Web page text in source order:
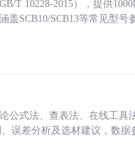
T 10228-2015），提供
SCB10/SCB13等常见型号
公式法、查表法、在线工具
误差分析及选材建议，数据